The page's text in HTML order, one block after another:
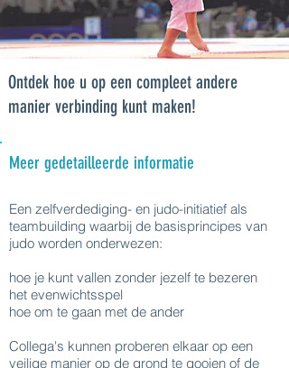
Ontdek hoe u op een compleet andere
manier verbinding kunt maken!
Meer gedetailleerde informatie
Een zelfverdediging- en judo-initiatief als
teambuilding waarbij de basisprincipes van
judo worden onderwezen:
hoe je kunt vallen zonder jezelf te bezeren
het evenwichtsspel
hoe om te gaan met de ander
Collega's kunnen proberen elkaar op een
veilige manier op de grond te gooien of de